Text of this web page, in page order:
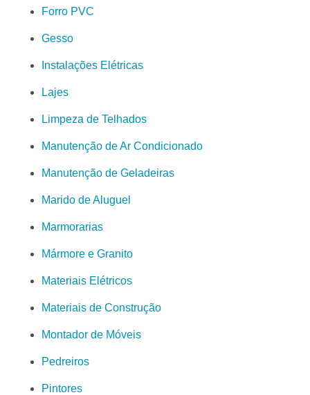
Forro PVC
Gesso
Instalações Elétricas
Lajes
Limpeza de Telhados
Manutenção de Ar Condicionado
Manutenção de Geladeiras
Marido de Aluguel
Marmorarias
Mármore e Granito
Materiais Elétricos
Materiais de Construção
Montador de Móveis
Pedreiros
Pintores